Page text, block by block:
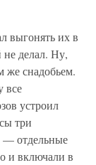
выгонять их в
делал. Ну,
же снадобьем.
все
устроил
три
— отдельные
и включали в